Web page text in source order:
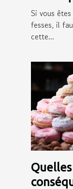
fesses ?
Si vous
fesses, il
cette...